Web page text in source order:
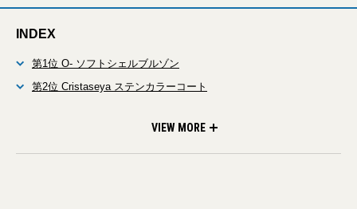
INDEX
第1位 O- ソフトシェルブルゾン
第2位 Cristaseya ステンカラーコート
VIEW MORE